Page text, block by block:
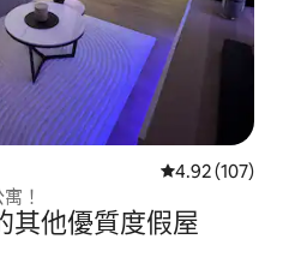
從 107 則評價
4.92 (107)
！
其他優質度假屋